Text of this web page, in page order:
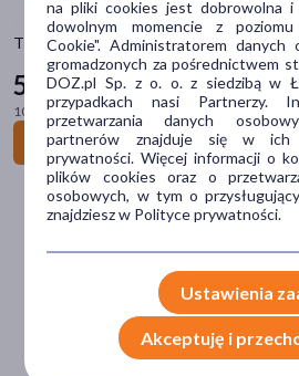
Thealoz Total, krople do oczu, 10 ml
58 29 zł
100 ml = 582,90 zł
Do koszyka
Problem
suchość (100)
podrażnienie(95)
zaczerwienienie(59)
pieczenie(44)
pokaż więcej
Główne składniki
kwas hialuronowy(80)
na pliki cookies jest dobrowolna
dowolnym momencie z
Cookie". Administratorem danych
gromadzonych za pośrednictwem
DOZ.pl Sp. z o. o. z siedzibą w
przypadkach nasi Partnerzy.
przetwarzania danych
partnerów znajduje się w ich
prywatności. Więcej informacji o
plików cookies oraz o
osobowych, w tym o
znajdziesz w Polityce prywatności.
Ustawienia
Akceptuję i